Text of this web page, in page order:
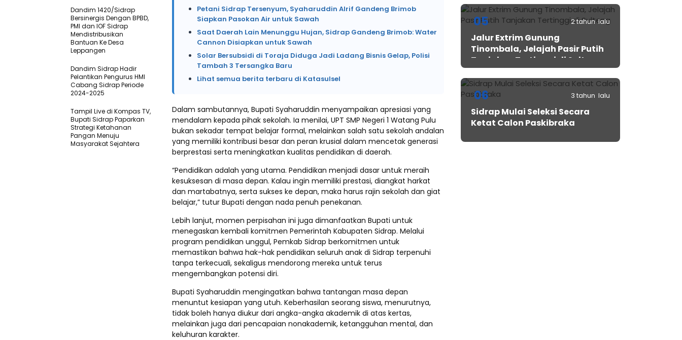
Petani Sidrap Tersenyum, Syaharuddin Alrif Gandeng Brimob
Siapkan Pasokan Air untuk Sawah
Saat Daerah Lain Menunggu Hujan, Sidrap Gandeng Brimob: Water
Cannon Disiapkan untuk Sawah
Solar Bersubsidi di Toraja Diduga Jadi Ladang Bisnis Gelap, Polisi
Tambah 3 Tersangka Baru
Lihat semua berita terbaru di Katasulsel
Dalam sambutannya, Bupati Syaharuddin menyampaikan apresiasi yang
mendalam kepada pihak sekolah. Ia menilai, UPT SMP Negeri 1 Watang Pulu
bukan sekadar tempat belajar formal, melainkan salah satu sekolah andalan
yang memiliki kontribusi besar dan peran krusial dalam mencetak generasi
berprestasi serta meningkatkan kualitas pendidikan di daerah.
“Pendidikan adalah yang utama. Pendidikan menjadi dasar untuk meraih
kesuksesan di masa depan. Kalau ingin memiliki prestasi, diangkat harkat
dan martabatnya, serta sukses ke depan, maka harus rajin sekolah dan giat
belajar,” tutur Bupati dengan nada penuh penekanan.
Lebih lanjut, momen perpisahan ini juga dimanfaatkan Bupati untuk
menegaskan kembali komitmen Pemerintah Kabupaten Sidrap. Melalui
program pendidikan unggul, Pemkab Sidrap berkomitmen untuk
memastikan bahwa hak-hak pendidikan seluruh anak di Sidrap terpenuhi
tanpa terkecuali, sekaligus mendorong mereka untuk terus
mengembangkan potensi diri.
Bupati Syaharuddin mengingatkan bahwa tantangan masa depan
menuntut kesiapan yang utuh. Keberhasilan seorang siswa, menurutnya,
tidak boleh hanya diukur dari angka-angka akademik di atas kertas,
melainkan juga dari pencapaian nonakademik, ketangguhan mental, dan
keluhuran karakter.
Dandim 1420/Sidrap
Bersinergis Dengan BPBD,
PMI dan IOF Sidrap
Mendistribusikan
Bantuan Ke Desa
Leppangen
Dandim Sidrap Hadir
Pelantikan Pengurus HMI
Cabang Sidrap Periode
2024-2025
Tampil Live di Kompas TV,
Bupati Sidrap Paparkan
Strategi Ketahanan
Pangan Menuju
Masyarakat Sejahtera
05 2 tahun lalu
Jalur Extrim Gunung
Tinombala, Jelajah Pasir Putih
Tanjakan Tertinggi di Sulteng
06 3 tahun lalu
Sidrap Mulai Seleksi Secara
Ketat Calon Paskibraka